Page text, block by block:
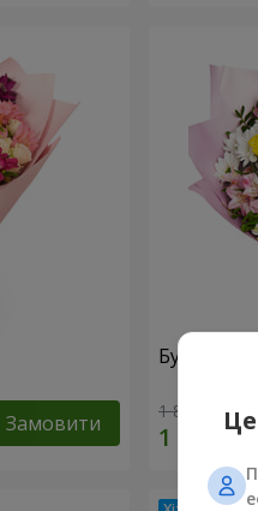
Замовити
Букет
1 843 грн